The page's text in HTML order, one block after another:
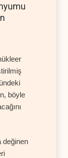
böyle
değinen